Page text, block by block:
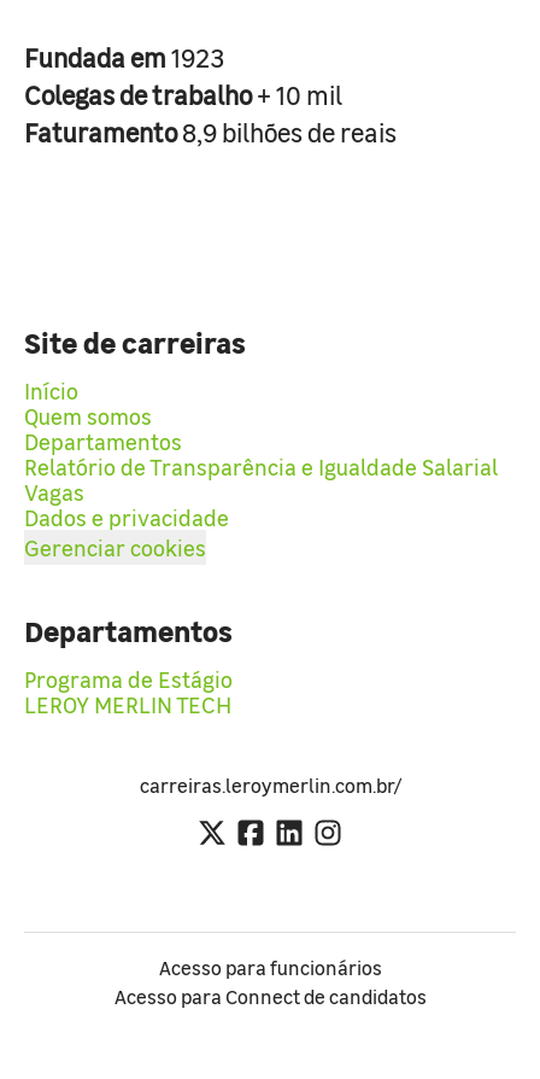
Fundada em1923
Colegas de trabalho+ 10 mil
Faturamento8,9 bilhões de reais
Site de carreiras
Início
Quem somos
Departamentos
Relatório de Transparência e Igualdade Salarial
Vagas
Dados e privacidade
Gerenciar cookies
Departamentos
Programa de Estágio
LEROY MERLIN TECH
carreiras.leroymerlin.com.br/
Acesso para funcionários
Acesso para Connect de candidatos